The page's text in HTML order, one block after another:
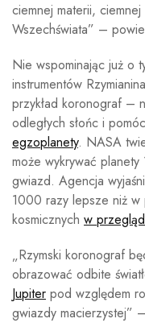
ciemnej materii,
Wszechświata” –
Nie wspominając już o
instrumentów
przykład koronograf –
odległych słońc i
egzoplanety. NASA
może wykrywać
gwiazd. Agencja
1000 razy lepsze niż w
kosmicznych w
„Rzymski koronograf
obrazować odbite
Jupiter pod względem
gwiazdy macierzystej”